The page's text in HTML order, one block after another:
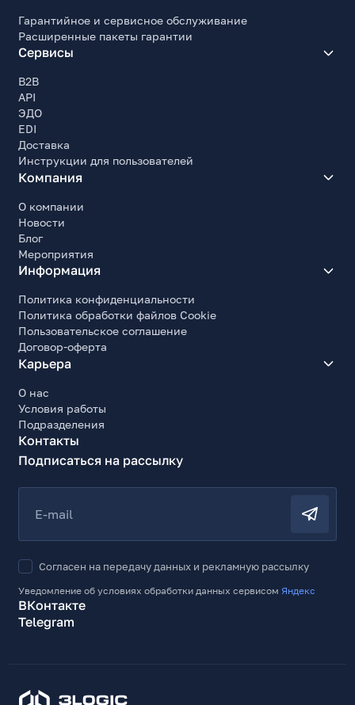
Гарантийное и сервисное обслуживание
Расширенные пакеты гарантии
Сервисы
B2B
API
ЭДО
EDI
Доставка
Инструкции для пользователей
Компания
О компании
Новости
Блог
Мероприятия
Информация
Политика конфиденциальности
Политика обработки файлов Cookie
Пользовательское соглашение
Договор-оферта
Карьера
О нас
Условия работы
Подразделения
Контакты
Подписаться на рассылку
E-mail
Согласен на передачу данных и рекламную рассылку
Уведомление об условиях обработки данных сервисом Яндекс
ВКонтакте
Telegram